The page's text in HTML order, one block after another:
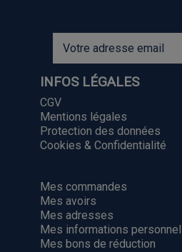
INFOS LÉGALES
CGV
Mentions légales
Protection des données
Cookies & Confidentialité
Mes commandes
Mes avoirs
Mes adresses
Mes informations
Mes bons de réduction